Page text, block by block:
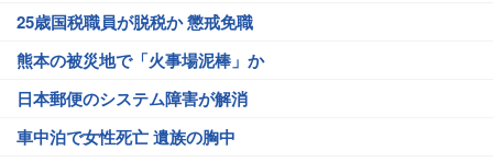
25歳国税職員が脱税か 懲戒免職
熊本の被災地で「火事場泥棒」か
日本郵便のシステム障害が解消
車中泊で女性死亡 遺族の胸中